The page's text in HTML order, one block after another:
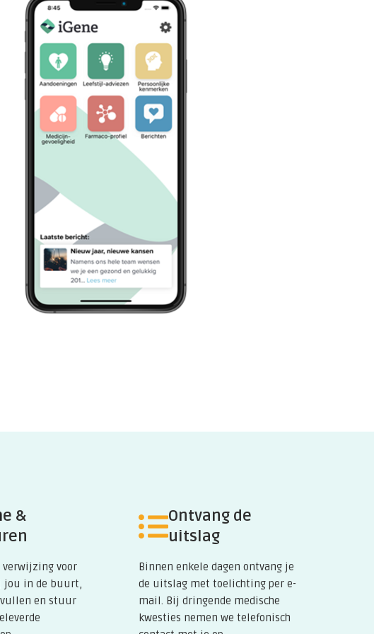
&
verwijzing voor
jou in de buurt,
en stuur
Ontvang de
uitslag
Binnen enkele dagen ontvang je
de uitslag met toelichting per e-
mail. Bij dringende medische
kwesties nemen we telefonisch